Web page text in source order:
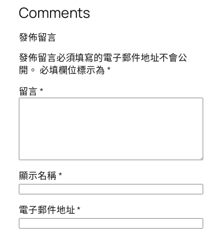
Comments
發佈留言
發佈留言必須填寫的電子郵件地址不會公
開。 必填欄位標示為*
留言*
顯示名稱*
電子郵件地址*